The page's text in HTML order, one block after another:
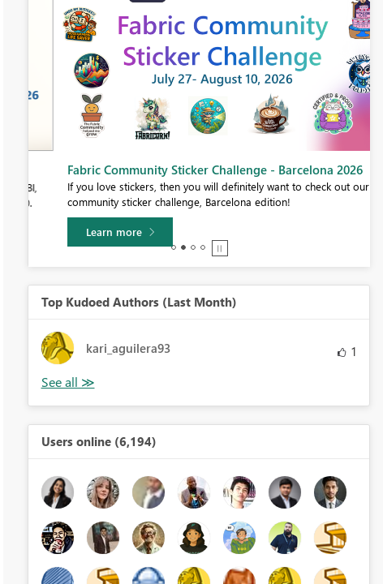
Fabric Community Sticker Challenge - Barcelona 2026
If you love stickers, then you will definitely want to check out our
community sticker challenge, Barcelona edition!
Learn more
Top Kudoed Authors (Last Month)
kari_aguilera93 1
Users online (6,194)